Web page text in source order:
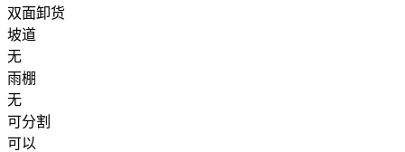
双面卸货
坡道
无
雨棚
无
可分割
可以